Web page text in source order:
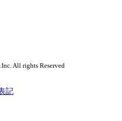
All rights Reserved
記